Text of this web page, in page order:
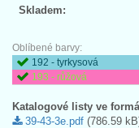
Skladem:
Oblíbené barvy:
192 - tyrkysová
193 - růžová
Katalogové listy ve
39-43-3e.pdf (786.59